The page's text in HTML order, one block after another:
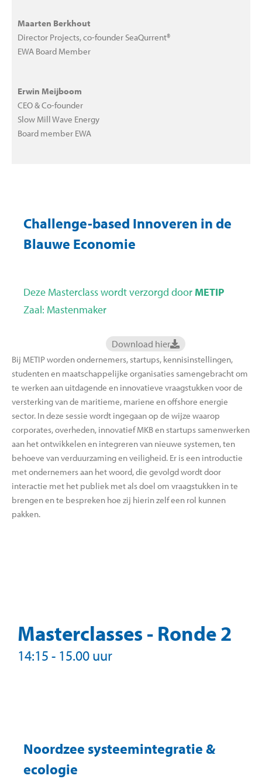
Maarten Berkhout
Director Projects, co-founder SeaQurrent®
EWA Board Member
Erwin Meijboom
CEO & Co-founder
Slow Mill Wave Energy
Board member EWA
Challenge-based Innoveren in de
Blauwe Economie
Deze Masterclass wordt verzorgd door METIP
Zaal: Mastenmaker
Download hier
Bij METIP worden ondernemers, startups, kennisinstellingen,
studenten en maatschappelijke organisaties samengebracht om
te werken aan uitdagende en innovatieve vraagstukken voor de
versterking van de maritieme, mariene en offshore energie
sector. In deze sessie wordt ingegaan op de wijze waarop
corporates, overheden, innovatief MKB en startups samenwerken
aan het ontwikkelen en integreren van nieuwe systemen, ten
behoeve van verduurzaming en veiligheid. Er is een introductie
met ondernemers aan het woord, die gevolgd wordt door
interactie met het publiek met als doel om vraagstukken in te
brengen en te bespreken hoe zij hierin zelf een rol kunnen
pakken.
Masterclasses - Ronde 2
14:15 - 15.00 uur
Noordzee systeemintegratie &
ecologie